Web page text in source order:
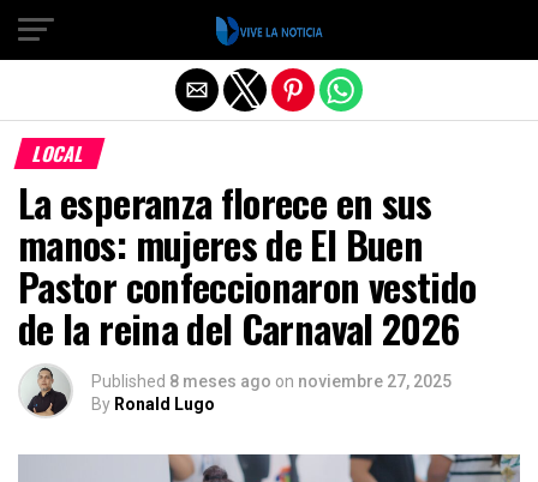
LOCAL
La esperanza florece en sus
manos: mujeres de El Buen
Pastor confeccionaron vestido
de la reina del Carnaval 2026
Published 8 meses ago on noviembre 27, 2025
By Ronald Lugo
Salir de la versión móvil